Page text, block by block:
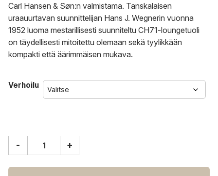
Carl Hansen & Søn:n valmistama. Tanskalaisen
uraauurtavan suunnittelijan Hans J. Wegnerin vuonna
1952 luoma mestarillisesti suunniteltu CH71-loungetuoli
on täydellisesti mitoitettu olemaan sekä tyylikkään
kompakti että äärimmäisen mukava.
Verhoilu
&
- +